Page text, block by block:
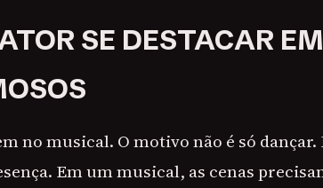
SE DESTACAR
no musical. O motivo não é só
Em um musical, as cenas